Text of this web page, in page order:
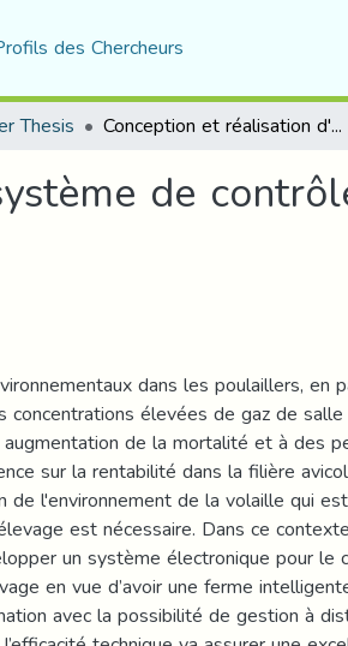
des Chercheurs
Thesis Conception et réalisation d'un système de contrôle et surveillance des paramètres d’un poulailler
de
dans les poulaillers, en
concentrations élevées de gaz de
de la mortalité et à des
sur la rentabilité dans la filière
de l'environnement de la volaille qui
est nécessaire. Dans ce
un système électronique pour le
en vue d’avoir une ferme
avec la possibilité de gestion à